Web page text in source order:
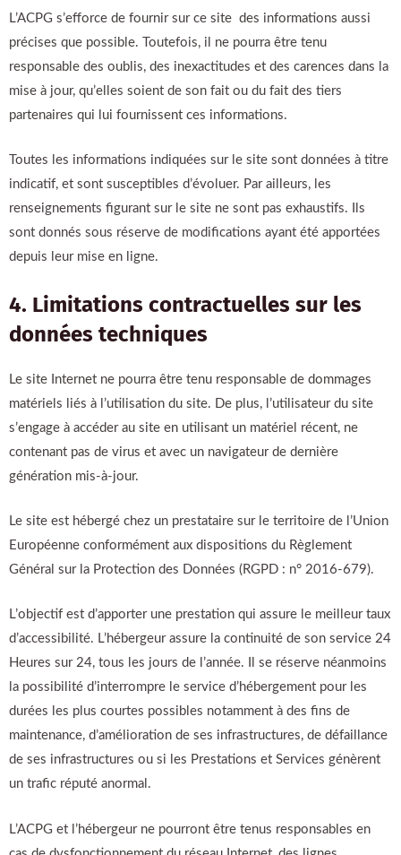
L’ACPG s’efforce de fournir sur ce site des informations aussi
précises que possible. Toutefois, il ne pourra être tenu
responsable des oublis, des inexactitudes et des carences dans la
mise à jour, qu’elles soient de son fait ou du fait des tiers
partenaires qui lui fournissent ces informations.
Toutes les informations indiquées sur le site sont données à titre
indicatif, et sont susceptibles d’évoluer. Par ailleurs, les
renseignements figurant sur le site ne sont pas exhaustifs. Ils
sont donnés sous réserve de modifications ayant été apportées
depuis leur mise en ligne.
4. Limitations contractuelles sur les
données techniques
Le site Internet ne pourra être tenu responsable de dommages
matériels liés à l’utilisation du site. De plus, l’utilisateur du site
s’engage à accéder au site en utilisant un matériel récent, ne
contenant pas de virus et avec un navigateur de dernière
génération mis-à-jour.
Le site est hébergé chez un prestataire sur le territoire de l’Union
Européenne conformément aux dispositions du Règlement
Général sur la Protection des Données (RGPD : n° 2016-679).
L’objectif est d’apporter une prestation qui assure le meilleur taux
d’accessibilité. L’hébergeur assure la continuité de son service 24
Heures sur 24, tous les jours de l’année. Il se réserve néanmoins
la possibilité d’interrompre le service d’hébergement pour les
durées les plus courtes possibles notamment à des fins de
maintenance, d’amélioration de ses infrastructures, de défaillance
de ses infrastructures ou si les Prestations et Services génèrent
un trafic réputé anormal.
L’ACPG et l’hébergeur ne pourront être tenus responsables en